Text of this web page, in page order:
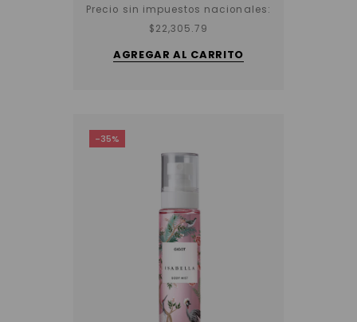
Precio sin impuestos nacionales:
$22,305.79
AGREGAR AL CARRITO
-35%